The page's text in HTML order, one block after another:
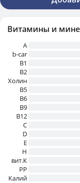
Витамины и
A
b-car
В1
B2
Холин
B5
B6
B9
B12
C
D
E
H
вит.К
PP
Калий